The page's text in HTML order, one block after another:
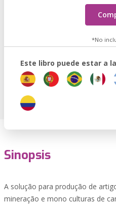
*No
Este libro puede estar a
Sinopsis
A solução para produção de
mineração e mono culturas de